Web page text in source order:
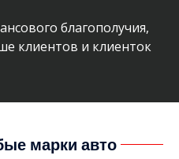
благополучия,
клиентов и клиенток
марки авто